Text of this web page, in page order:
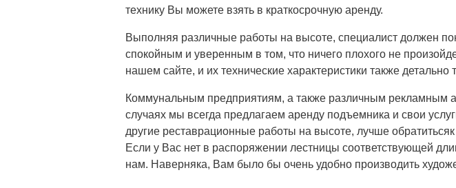
технику Вы можете взять в краткосрочную аренду.
Выполняя различные работы на высоте, специалист должен
спокойным и уверенным в том, что ничего плохого не
нашем сайте, и их технические характеристики также детально
Коммунальным предприятиям, а также различным рекламным
случаях мы всегда предлагаем аренду подъемника и свои
другие реставрационные работы на высоте, лучше
Если у Вас нет в распоряжении лестницы соответствующей
нам. Наверняка, Вам было бы очень удобно производить